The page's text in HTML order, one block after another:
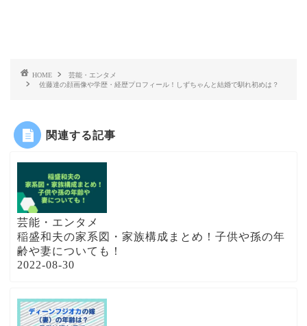
HOME
芸能・エンタメ
佐藤達の顔画像や学歴・経歴プロフィール！しずちゃんと結婚で馴れ初めは？
関連する記事
芸能・エンタメ
稲盛和夫の家系図・家族構成まとめ！子供や孫の年
齢や妻についても！
2022-08-30